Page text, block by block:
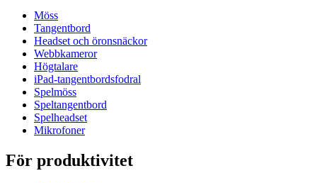
Möss
Tangentbord
Headset och öronsnäckor
Webbkameror
Högtalare
iPad-tangentbordsfodral
Spelmöss
Speltangentbord
Spelheadset
Mikrofoner
För produktivitet